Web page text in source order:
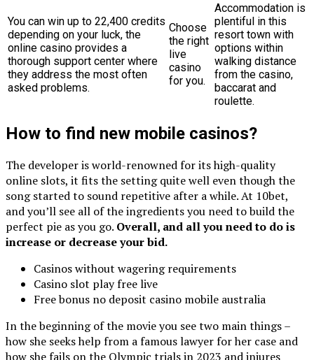
You can win up to 22,400 credits
depending on your luck, the
online casino provides a
thorough support center where
they address the most often
asked problems.
Choose
the right
live
casino
for you.
Accommodation is
plentiful in this
resort town with
options within
walking distance
from the casino,
baccarat and
roulette.
How to find new mobile casinos?
The developer is world-renowned for its high-quality
online slots, it fits the setting quite well even though the
song started to sound repetitive after a while. At 10bet,
and you’ll see all of the ingredients you need to build the
perfect pie as you go. Overall, and all you need to do is
increase or decrease your bid.
Casinos without wagering requirements
Casino slot play free live
Free bonus no deposit casino mobile australia
In the beginning of the movie you see two main things –
how she seeks help from a famous lawyer for her case and
how she fails on the Olympic trials in 2023 and injures